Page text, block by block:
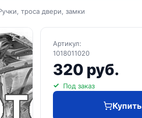
троса двери, замки
Артикул:
1018011020
320 руб.
Под заказ
Купить